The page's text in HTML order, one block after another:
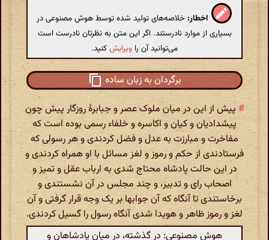
اخطار: خلاصه‌های تولید شده توسط هوش مصنوعی در
بسیاری از موارد نادرستند. اگر این متن به نظرتان نادرست است
می‌توانید آن را ویرایشکنید.
برگردان به زبان ساده
# پیش از این در میان ملوک عصر و جبابرهٔ روزگار پیش چون
پیشدادیان و کیان و اکاسره و خلفاء رسمی بوده است که
مفاخرت و مبارزت به عدل و فضل کردندی و هر رسولی که
فرستادندی از حکم و رموز و لغز مسائل با او همراه کردندی و
در این حالت پادشاه محتاج شدی به ارباب عقل و تمیز و
اصحاب رای و تدبیر، و چند مجلس در آن نشستندی و
برخاستندی تا آنگاه که آن جوابها بر یک وجه قرار گرفتی و آن
لغز و رموز ظاهر و هویدا شدی آنگاه رسول را گسیل کردندی.
هوش مصنوعی: در گذشته، در میان پادشاهان و